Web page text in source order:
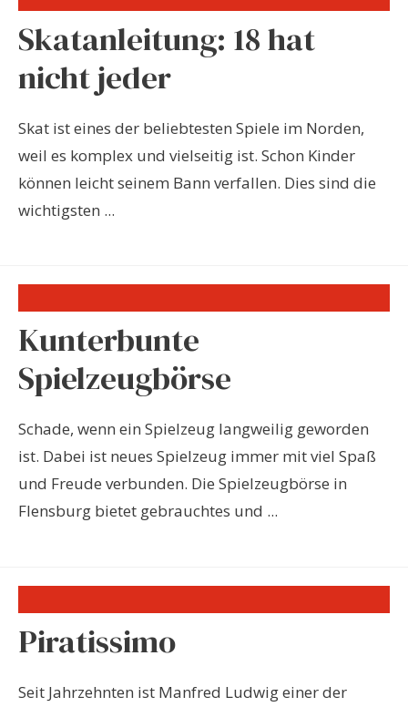
Skatanleitung: 18 hat
nicht jeder
Skat ist eines der beliebtesten Spiele im Norden,
weil es komplex und vielseitig ist. Schon Kinder
können leicht seinem Bann verfallen. Dies sind die
wichtigsten ...
Kunterbunte
Spielzeugbörse
Schade, wenn ein Spielzeug langweilig geworden
ist. Dabei ist neues Spielzeug immer mit viel Spaß
und Freude verbunden. Die Spielzeugbörse in
Flensburg bietet gebrauchtes und ...
Piratissimo
Seit Jahrzehnten ist Manfred Ludwig einer der